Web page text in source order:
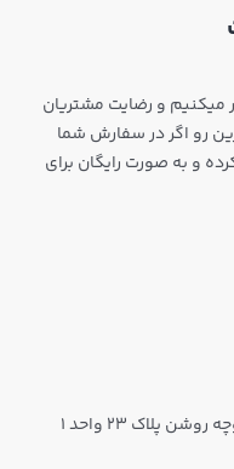
میکنیم و رضایت مشتریان
رو اگر در سفارش شما
و به صورت رایگان برای
تهران، بالاتر از میدان ولیعصر کوچه روشن پلاک ۲۳ واحد ۱